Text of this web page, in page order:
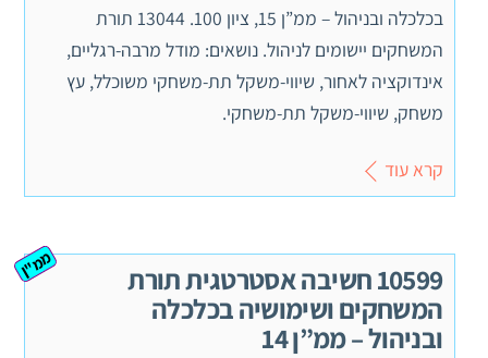
בכלכלה ובניהול – ממ”ן 15, ציון 100. 13044 תורת
המשחקים יישומים לניהול. נושאים: מודל מרבה-רגליים,
אינדוקציה לאחור, שיווי-משקל תת-משחקי משוכלל, עץ
משחק, שיווי-משקל תת-משחקי.
קרא עוד
10599 חשיבה אסטרטגית תורת
המשחקים ושימושיה בכלכלה
ובניהול – ממ”ן 14
ממ"ן